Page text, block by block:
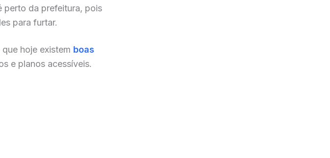
perto da prefeitura, pois
para furtar.
hoje existem boas
e planos acessíveis.